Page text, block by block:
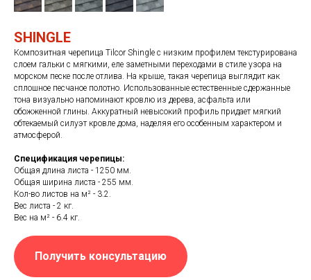
SHINGLE
Композитная черепица Tilcor Shingle с низким профилем текстурирована
слоем гальки с мягкими, еле заметными переходами в стиле узора на
морском песке после отлива. На крыше, такая черепица выглядит как
сплошное песчаное полотно. Использованные естественные сдержанные
тона визуально напоминают кровлю из дерева, асфальта или
обожженной глины. Аккуратный невысокий профиль придает мягкий
обтекаемый силуэт кровле дома, наделяя его особенным характером и
атмосферой.
Спецификация черепицы:
Общая длина листа - 1250 мм.
Общая ширина листа - 255 мм.
Кол-во листов на м² - 3.2.
Вес листа - 2 кг.
Вес на м² - 6.4 кг.
Получить консультацию